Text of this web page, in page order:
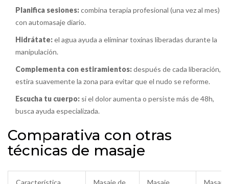
Planifica sesiones:combina terapia profesional (una vez al mes)
con automasaje diario.
Hidrátate:el agua ayuda a eliminar toxinas liberadas durante la
manipulación.
Complementa con estiramientos:después de cada liberación,
estira suavemente la zona para evitar que el nudo se reforme.
Escucha tu cuerpo: si el dolor aumenta o persiste más de 48h,
busca ayuda especializada.
Comparativa con otras
técnicas de masaje